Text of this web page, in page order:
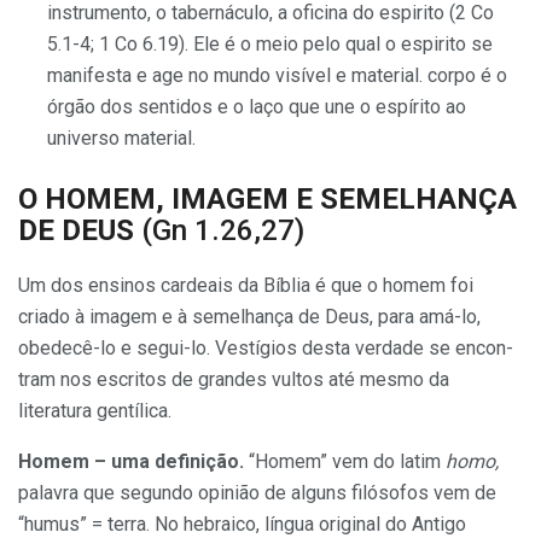
instrumento, o tabernáculo, a ofi­cina do espirito (2 Co
5.1-4; 1 Co 6.19). Ele é o meio pelo qual o espi­rito se
manifesta e age no mundo visível e material. corpo é o
órgão dos sentidos e o laço que une o espí­rito ao
universo material.
O HOMEM, IMAGEM E SE­MELHANÇA
DE DEUS (Gn 1.26,27)
Um dos ensinos cardeais da Bíblia é que o homem foi
criado à imagem e à semelhança de Deus, para amá-lo,
obedecê-lo e segui-lo. Vestígios desta verdade se encon­
tram nos escritos de grandes vultos até mesmo da
literatura gentílica.
Homem – uma definição. “Homem” vem do latim homo,
pa­lavra que segundo opinião de alguns filósofos vem de
“humus” = terra. No hebraico, língua original do An­tigo